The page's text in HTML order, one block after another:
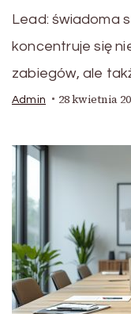
Lead: świadoma
koncentruje się
zabiegów, ale
Admin 28 kwietnia